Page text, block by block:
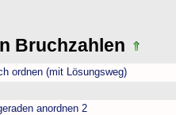
Bruchzahlen
ordnen (mit Lösungsweg)
anordnen 2